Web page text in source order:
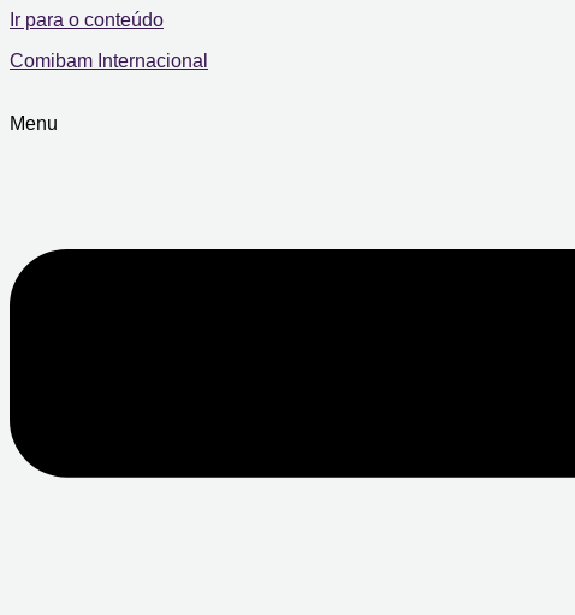
Ir para o conteúdo
Comibam Internacional
Menu